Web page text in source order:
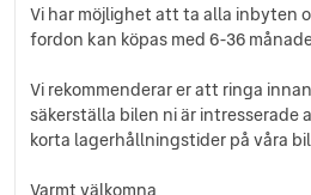
Vi har möjlighet att ta alla inbyten
fordon kan köpas med 6-36
Vi rekommenderar er att ringa
säkerställa bilen ni är intresserade
korta lagerhållningstider på våra
Varmt välkomna